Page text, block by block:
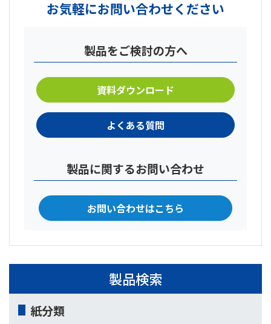
お気軽にお問い合わせください
製品をご検討の方へ
資料ダウンロード
よくある質問
製品に関するお問い合わせ
お問い合わせはこちら
製品検索
紙分類